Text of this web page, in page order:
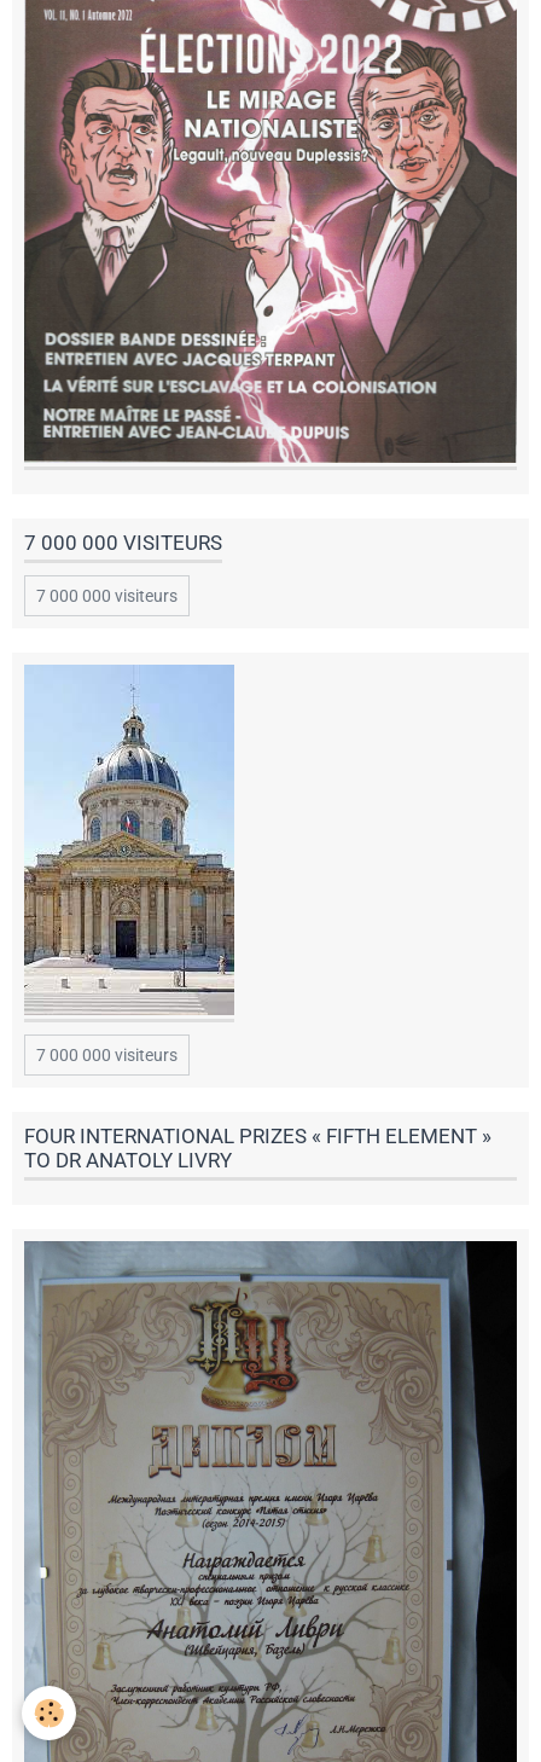
7 000 000 VISITEURS
7 000 000 visiteurs
7 000 000 visiteurs
FOUR INTERNATIONAL PRIZES « FIFTH ELEMENT »
TO DR ANATOLY LIVRY